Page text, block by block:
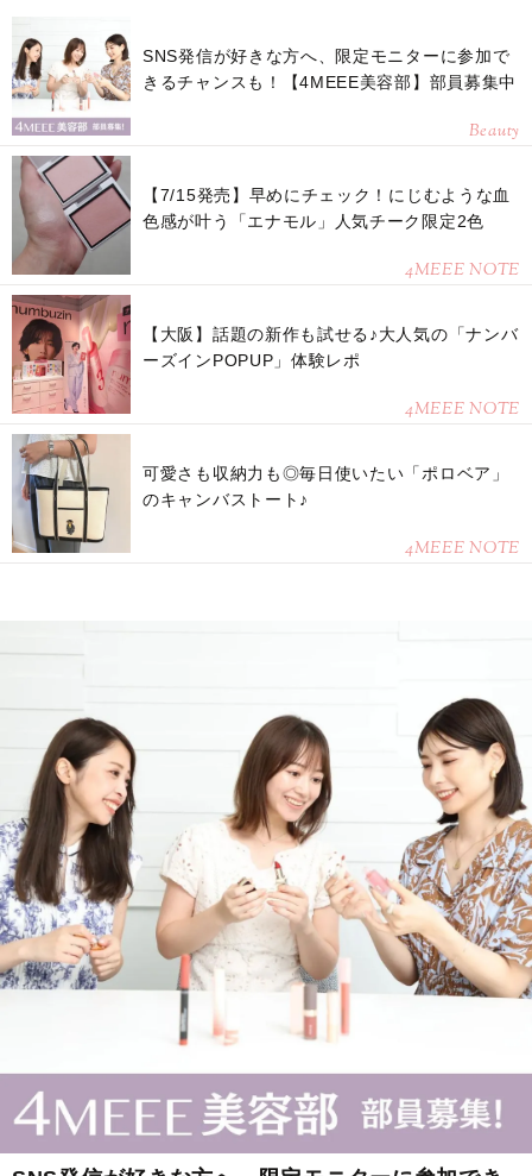
SNS発信が好きな方へ、限定モニターに参加で
きるチャンスも！【4MEEE美容部】部員募集中
Beauty
【7/15発売】早めにチェック！にじむような血
色感が叶う「エナモル」人気チーク限定2色
4MEEE NOTE
【大阪】話題の新作も試せる♪大人気の「ナンバ
ーズインPOPUP」体験レポ
4MEEE NOTE
可愛さも収納力も◎毎日使いたい「ポロベア」
のキャンバストート♪
4MEEE NOTE